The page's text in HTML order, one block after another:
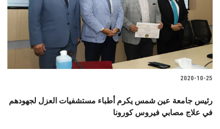
2020-10-25
رئيس جامعة عين شمس يكرم أطباء مستشفيات العزل لجهودهم
في علاج مصابي فيروس كورونا